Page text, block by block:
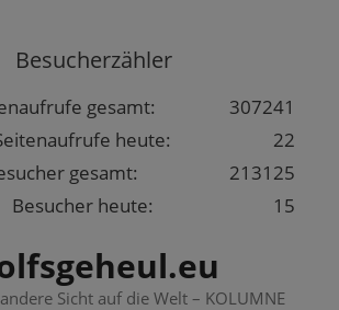
Besucherzähler
307241
gesamt:
22
heute:
213125
gesamt:
15
Besucher heute:
Sicht auf die Welt – KOLUMNE